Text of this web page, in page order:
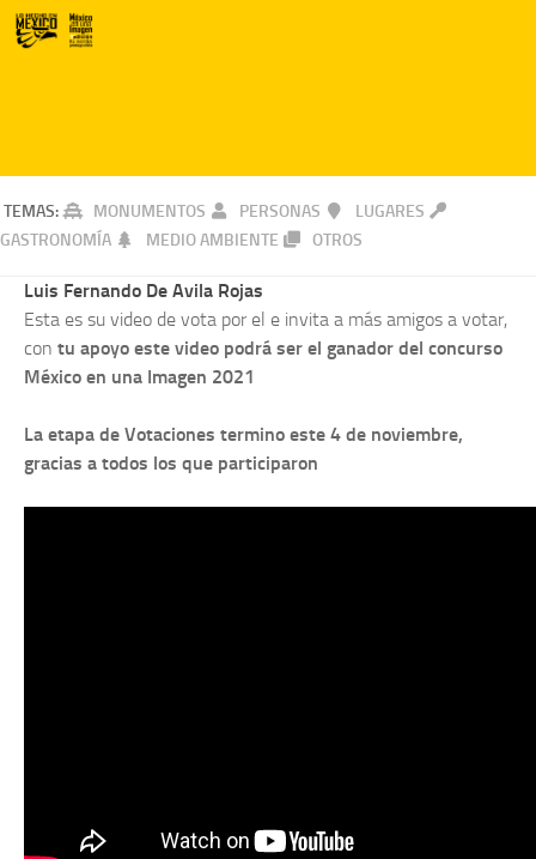
TEMAS: MONUMENTOS PERSONAS
LUGARES
GASTRONOMÍA
MEDIO AMBIENTE OTROS
Luis Fernando De Avila Rojas
Esta es su video de vota por el e invita a más amigos a votar,
con tu apoyo este video podrá ser el ganador del concurso
México en una Imagen 2021
La etapa de Votaciones termino este 4 de noviembre,
gracias a todos los que participaron